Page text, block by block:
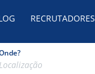
RECRUTADORES